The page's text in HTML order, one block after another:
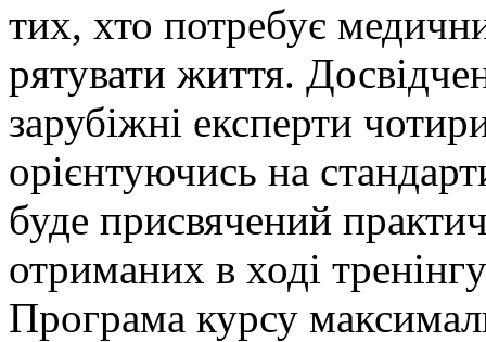
тих, хто потребує
рятувати життя.
зарубіжні експерти
орієнтуючись на
буде присвячений
отриманих в ході
Програма курсу